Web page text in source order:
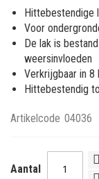
afbeeldingen-
gallerij
Hittebestendige
Voor
De lak is
weersinvloeden
Verkrijgbaar in 8
Hittebestendig
Artikelcode 04036
Aantal